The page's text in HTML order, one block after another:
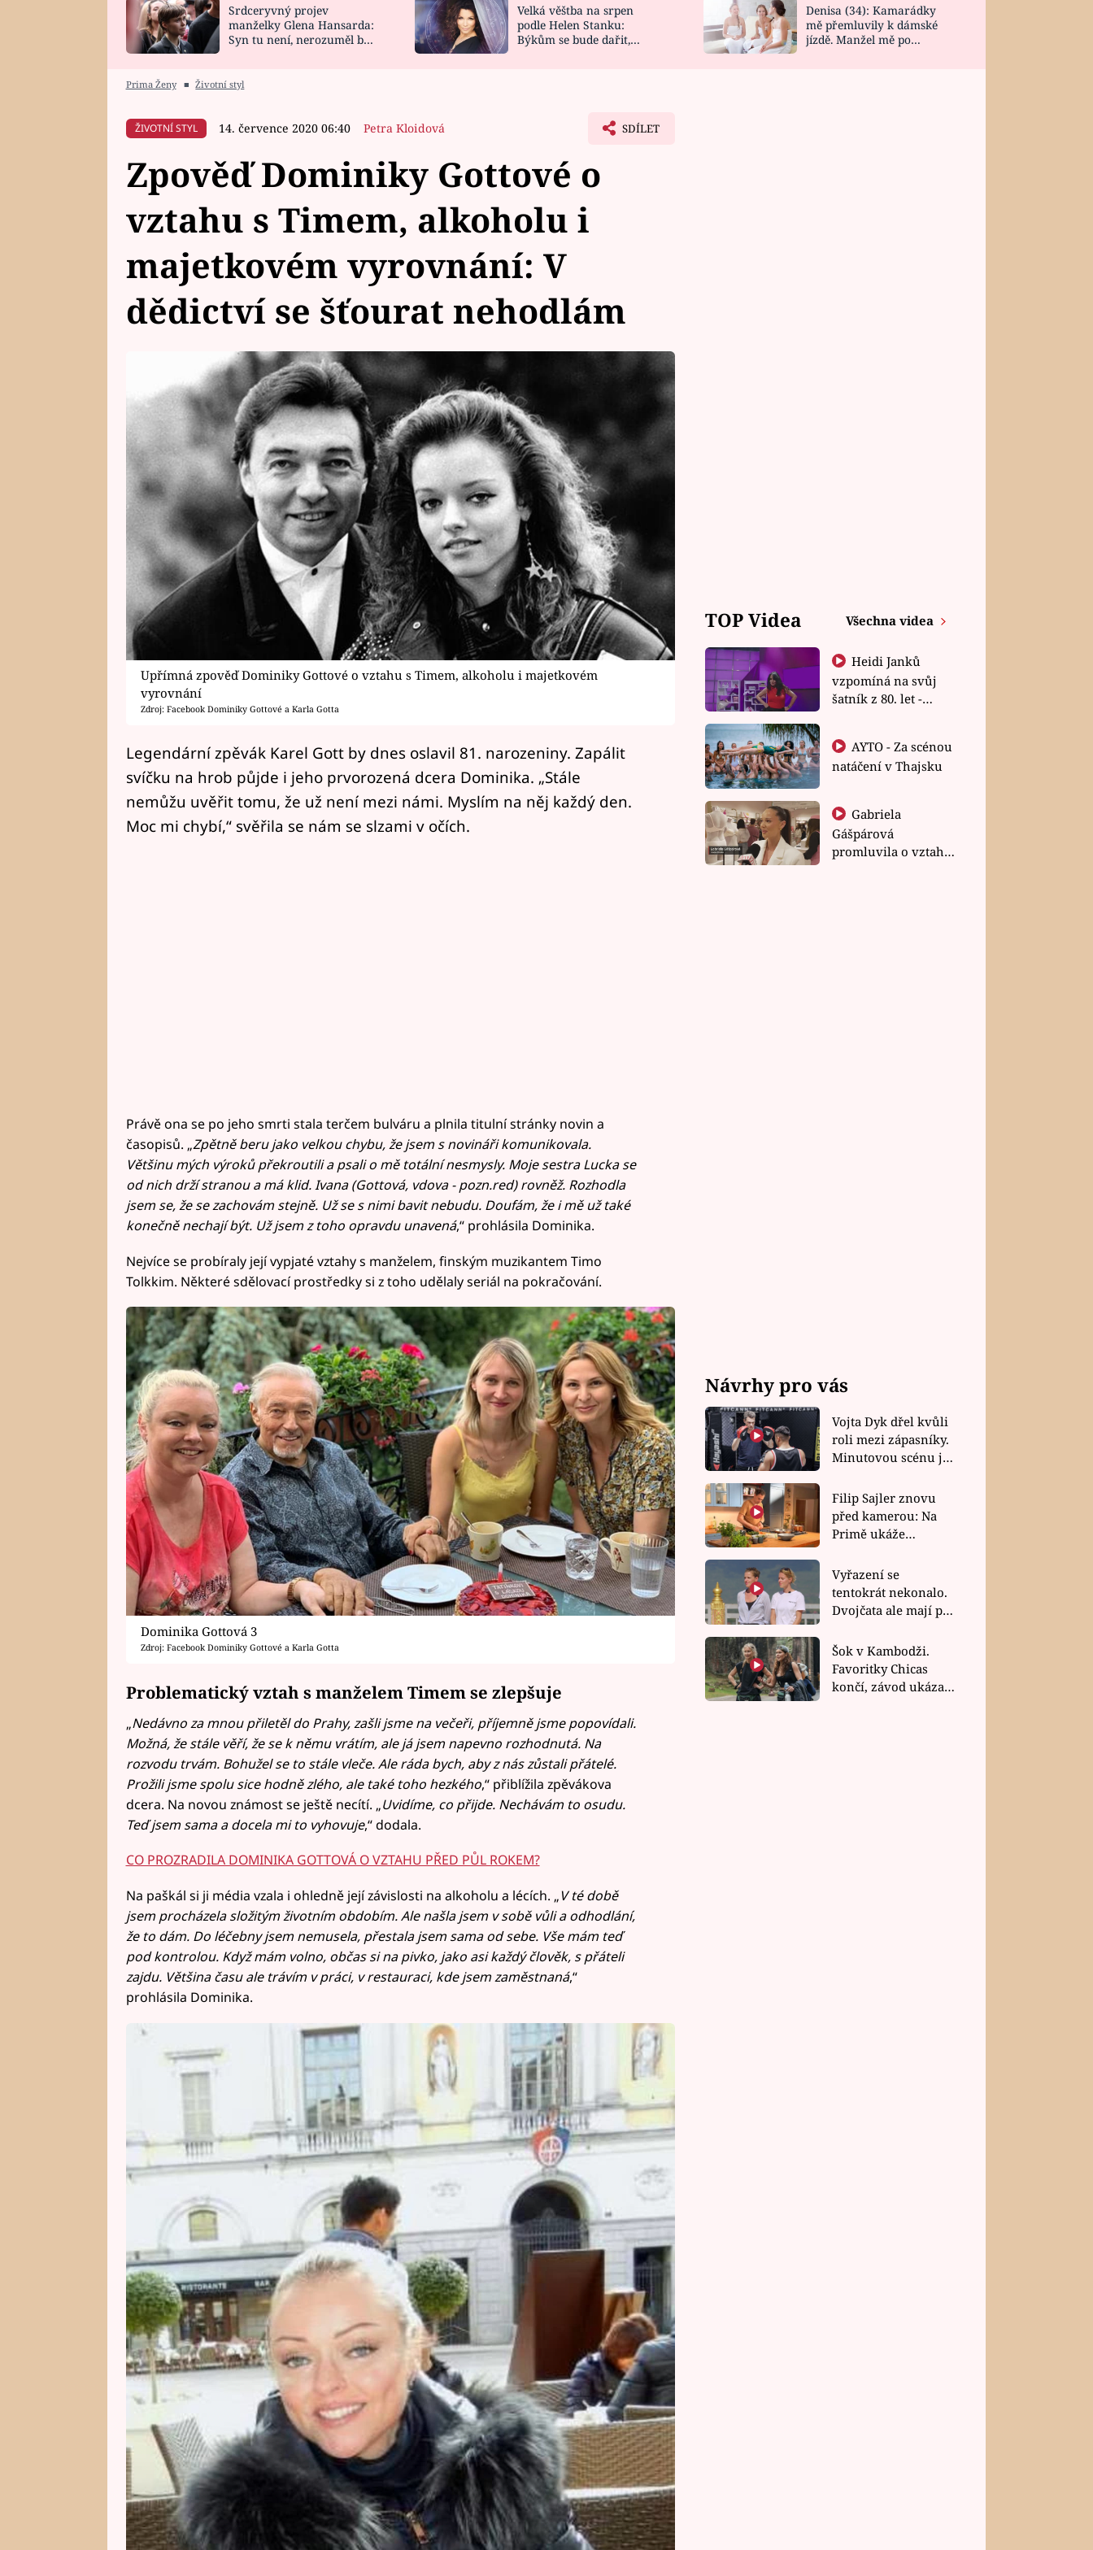
HOROSKOP NA
CELEBRITY
VAŘENÍ
NOVINKY
VIDEORECEPTY
DESIGN
Srdceryvný projev
manželky Glena Hansarda:
Syn tu není, nerozuměl by
Velká věštba na srpen
podle Helen Stanku:
Býkům se bude dařit,
Denisa (34): Kamarádky
mě přemluvily k dámské
jízdě. Manžel mě po
Prima Ženy ■ Životní styl
ŽIVOTNÍ STYL 14. července 2020 06:40 Petra Kloidová SDÍLET
Zpověď Dominiky Gottové o
vztahu s Timem, alkoholu i
majetkovém vyrovnání: V
dědictví se šťourat nehodlám
Upřímná zpověď Dominiky Gottové o vztahu s Timem, alkoholu i majetkovém
vyrovnání
Zdroj: Facebook Dominiky Gottové a Karla Gotta
Legendární zpěvák Karel Gott by dnes oslavil 81. narozeniny. Zapálit
svíčku na hrob půjde i jeho prvorozená dcera Dominika. „Stále
nemůžu uvěřit tomu, že už není mezi námi. Myslím na něj každý den.
Moc mi chybí,“ svěřila se nám se slzami v očích.
Právě ona se po jeho smrti stala terčem bulváru a plnila titulní stránky novin a
časopisů. „Zpětně beru jako velkou chybu, že jsem s novináři komunikovala.
Většinu mých výroků překroutili a psali o mě totální nesmysly. Moje sestra Lucka se
od nich drží stranou a má klid. Ivana (Gottová, vdova - pozn.red) rovněž. Rozhodla
jsem se, že se zachovám stejně. Už se s nimi bavit nebudu. Doufám, že i mě už také
konečně nechají být. Už jsem z toho opravdu unavená,“ prohlásila Dominika.
Nejvíce se probíraly její vypjaté vztahy s manželem, finským muzikantem Timo
Tolkkim. Některé sdělovací prostředky si z toho udělaly seriál na pokračování.
Dominika Gottová 3
Zdroj: Facebook Dominiky Gottové a Karla Gotta
Problematický vztah s manželem Timem se zlepšuje
„Nedávno za mnou přiletěl do Prahy, zašli jsme na večeři, příjemně jsme popovídali.
Možná, že stále věří, že se k němu vrátím, ale já jsem napevno rozhodnutá. Na
rozvodu trvám. Bohužel se to stále vleče. Ale ráda bych, aby z nás zůstali přátelé.
Prožili jsme spolu sice hodně zlého, ale také toho hezkého,“ přiblížila zpěvákova
dcera. Na novou známost se ještě necítí. „Uvidíme, co přijde. Nechávám to osudu.
Teď jsem sama a docela mi to vyhovuje,“ dodala.
CO PROZRADILA DOMINIKA GOTTOVÁ O VZTAHU PŘED PŮL ROKEM?
Na paškál si ji média vzala i ohledně její závislosti na alkoholu a lécích. „V té době
jsem procházela složitým životním obdobím. Ale našla jsem v sobě vůli a odhodlání,
že to dám. Do léčebny jsem nemusela, přestala jsem sama od sebe. Vše mám teď
pod kontrolou. Když mám volno, občas si na pivko, jako asi každý člověk, s přáteli
zajdu. Většina času ale trávím v práci, v restauraci, kde jsem zaměstnaná,“
prohlásila Dominika.
TOP Videa Všechna videa
Heidi Janků
vzpomíná na svůj
šatník z 80. let -
natáčení v Thajsku
Gabriela
Gášpárová
promluvila o vztahu
Návrhy pro vás
Vojta Dyk dřel kvůli
roli mezi zápasníky.
Minutovou scénu jel
Filip Sajler znovu
před kamerou: Na
Primě ukáže
rychlé recepty
Vyřazení se
tentokrát nekonalo.
Dvojčata ale mají po
závodu nůž na krku
Šok v Kambodži.
Favoritky Chicas
končí, závod ukázal